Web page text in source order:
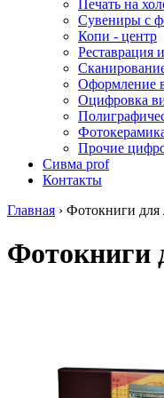
Печать на
Сувениры с
Копи - центр
Реставрация
Оформление
Оцифровка
Прочие
Сивма prof
Контакты
Главная › Фотокниги для
Фотокниги